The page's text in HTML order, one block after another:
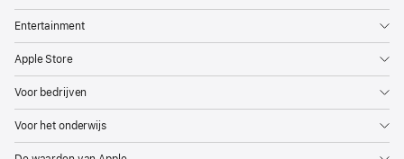
Entertainment
Apple Store
Voor bedrijven
Voor het onderwijs